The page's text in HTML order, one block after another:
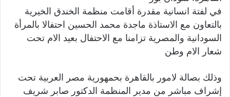
د
ا
إ
في لفتة انسانية مقدرة أقامت منظمة الخندق الخيرية
بالتعاون مع الاستاذة ماجدة محمد الحسين احتفالا بالمرأة
السودانية والمصرية تزامنا مع الاحتفال بعيد الام تحت
شعار الام وطن
وذلك بصالة لامور بالقاهرة بحمهورية مصر العربية تحت
إشراف مباشر من مدير المنظمة الدكتور صابر شريف